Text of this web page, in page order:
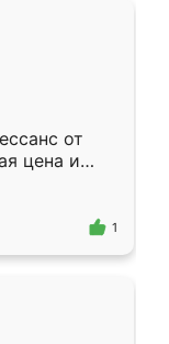
от
цена и
1